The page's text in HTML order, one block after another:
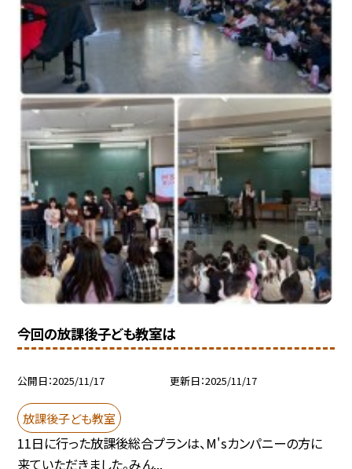
今回の放課後子ども教室は
公開日 2025/11/17 更新日 2025/11/17
放課後子ども教室
11日に行った放課後総合プランは、M'sカンパニーの方に
来ていただきました。みん...